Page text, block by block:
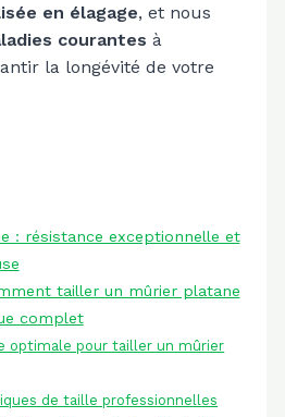
en élagage, et nous
courantes à
la longévité de votre
: résistance exceptionnelle et
tailler un mûrier platane
complet
optimale pour tailler un mûrier
de taille professionnelles